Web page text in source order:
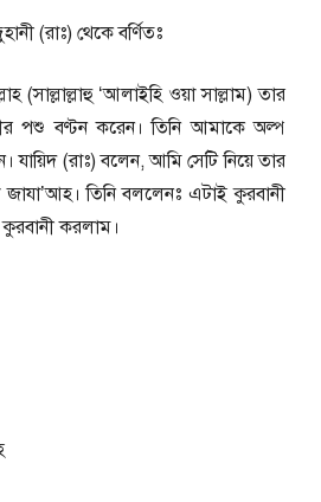
(রাঃ) থেকে বর্ণিতঃ
(সাল্লাল্লাহু ‘আলাইহি ওয়া সাল্লাম) তার
পশু বণ্টন করেন। তিনি আমাকে অল্প
যায়িদ (রাঃ) বলেন, আমি সেটি নিয়ে তার
তিনি বললেনঃ এটাই কুরবানী
করলাম।